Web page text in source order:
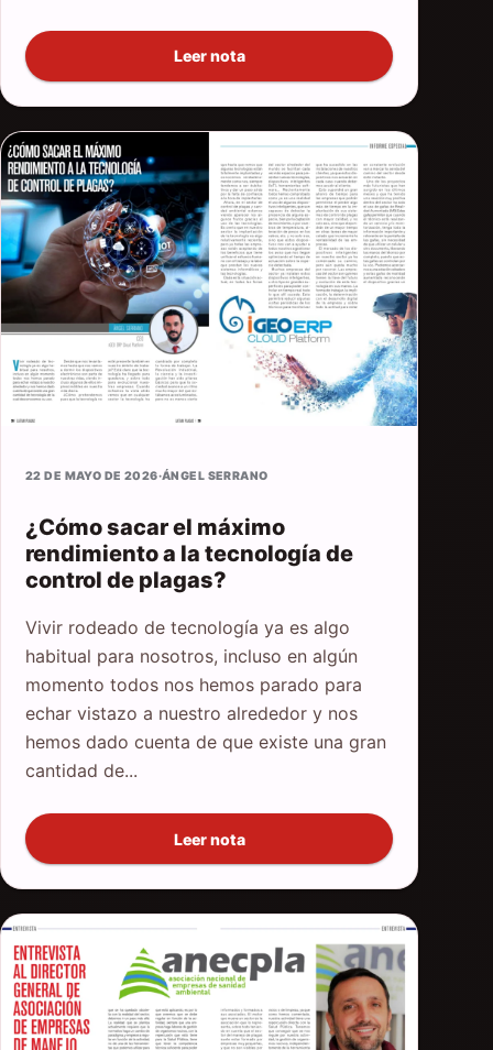
Leer nota
22 DE MAYO DE 2026·ÁNGEL SERRANO
¿Cómo sacar el máximo
rendimiento a la tecnología de
control de plagas?
Vivir rodeado de tecnología ya es algo
habitual para nosotros, incluso en algún
momento todos nos hemos parado para
echar vistazo a nuestro alrededor y nos
hemos dado cuenta de que existe una gran
cantidad de...
Leer nota